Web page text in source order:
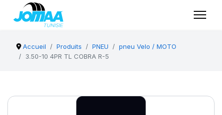
Accueil Produits PNEU
pneu Velo / MOTO
3.50-10 4PR TL COBRA R-5